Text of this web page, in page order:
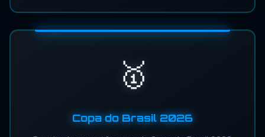
🥇
Copa do Brasil 2026